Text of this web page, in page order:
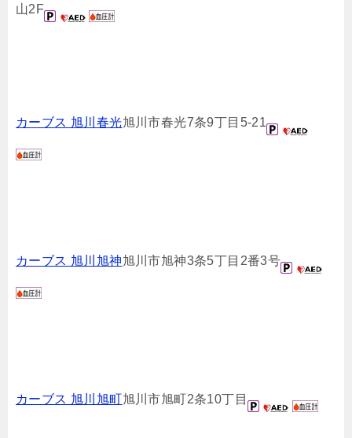
山2F
カーブス 旭川春光旭川市春光7条9丁目5-21
カーブス 旭川旭神旭川市旭神3条5丁目2番3号
カーブス 旭川旭町旭川市旭町2条10丁目